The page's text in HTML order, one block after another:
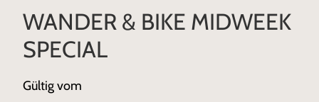
WANDER & BIKE MIDWEEK
SPECIAL
Gültig vom